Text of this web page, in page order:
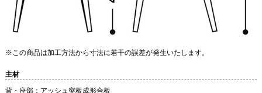
※この商品は加工方法から寸法に若干の誤差が発生いたします。
主材
背・座部：アッシュ突板成形合板